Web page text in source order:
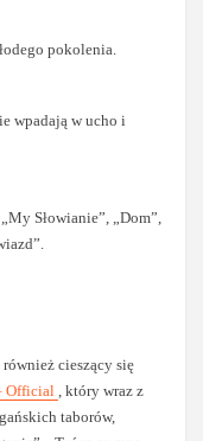
pokolenia.
wpadają w ucho i
Słowianie”, „Dom”,
cieszący się
Official, który wraz z
taborów,